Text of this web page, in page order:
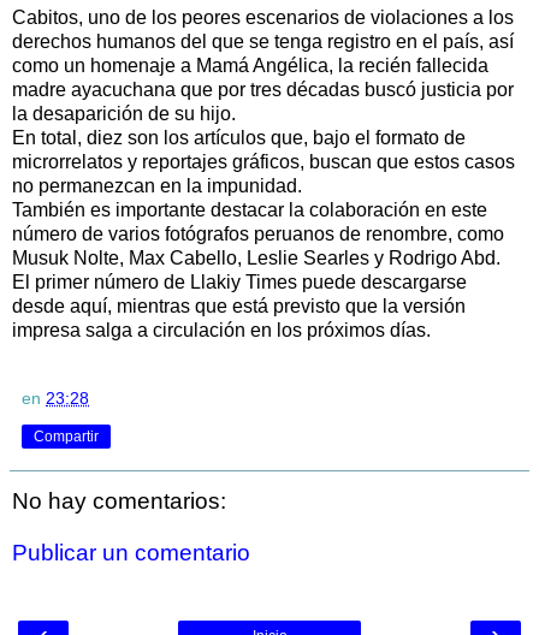
Cabitos, uno de los peores escenarios de violaciones a los
derechos humanos del que se tenga registro en el país, así
como un homenaje a Mamá Angélica, la recién fallecida
madre ayacuchana que por tres décadas buscó justicia por
la desaparición de su hijo.
En total, diez son los artículos que, bajo el formato de
microrrelatos y reportajes gráficos, buscan que estos casos
no permanezcan en la impunidad.
También es importante destacar la colaboración en este
número de varios fotógrafos peruanos de renombre, como
Musuk Nolte, Max Cabello, Leslie Searles y Rodrigo Abd.
El primer número de Llakiy Times puede descargarse
desde aquí, mientras que está previsto que la versión
impresa salga a circulación en los próximos días.
en 23:28
Compartir
No hay comentarios:
Publicar un comentario